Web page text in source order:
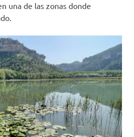
una de las zonas donde